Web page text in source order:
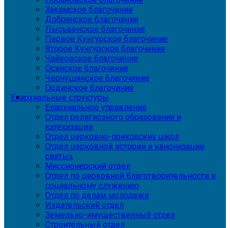
Закамское благочиние
Добрянское благочиние
Лысьвенское благочиние
Первое Кунгурское благочиние
Второе Кунгурское благочиние
Чайковское благочиние
Осинское благочиние
Чернушинское благочиние
Ординское благочиние
Епархиальные структуры
Епархиальное управление
Отдел религиозного образования и
катехизации
Отдел церковно-приходских школ
Отдел церковной истории и канонизации
святых
Миссионерский отдел
Отдел по церковной благотворительности и
социальному служению
Отдел по делам молодежи
Издательский отдел
Земельно-имущественный отдел
Строительный отдел